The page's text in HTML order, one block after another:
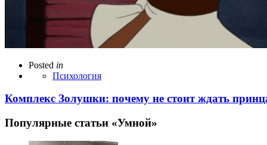
Posted in
Психология
Комплекс Золушки: почему не стоит ждать
Популярные статьи «Умной»